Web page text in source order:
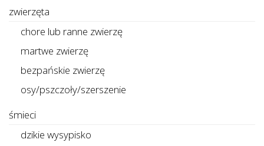
zwierzęta
chore lub ranne zwierzę
martwe zwierzę
bezpańskie zwierzę
osy/pszczoły/szerszenie
śmieci
dzikie wysypisko